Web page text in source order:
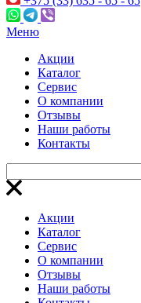
Меню
Акции
Каталог
Сервис
О компании
Отзывы
Наши работы
Контакты
Акции
Каталог
Сервис
О компании
Отзывы
Наши работы